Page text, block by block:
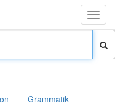
Toggle
Grammatik